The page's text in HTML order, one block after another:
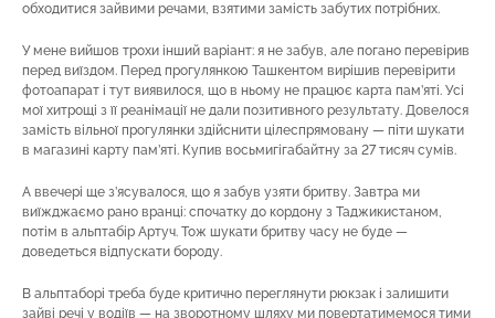
обходитися зайвими речами, взятими замість забутих потрібних.
У мене вийшов трохи інший варіант: я не забув, але погано перевірив
перед виїздом. Перед прогулянкою Ташкентом вирішив перевірити
фотоапарат і тут виявилося, що в ньому не працює карта пам’яті. Усі
мої хитрощі з її реанімації не дали позитивного результату. Довелося
замість вільної прогулянки здійснити цілеспрямовану — піти шукати
в магазині карту пам’яті. Купив восьмигігабайтну за 27 тисяч сумів.
А ввечері ще з’ясувалося, що я забув узяти бритву. Завтра ми
виїжджаємо рано вранці: спочатку до кордону з Таджикистаном,
потім в альптабір Артуч. Тож шукати бритву часу не буде —
доведеться відпускати бороду.
В альптаборі треба буде критично переглянути рюкзак і залишити
зайві речі у водіїв — на зворотному шляху ми повертатимемося тими